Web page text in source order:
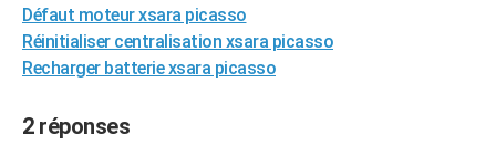
BONS PLANS
CARTE DE VOEUX
DICTIONNAIRE
Défaut moteur xsara picasso
Réinitialiser centralisation xsara picasso
Recharger batterie xsara picasso
2 réponses